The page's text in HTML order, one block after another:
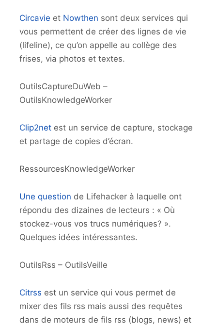
Circavie et Nowthen sont deux services qui
vous permettent de créer des lignes de vie
(lifeline), ce qu’on appelle au collège des
frises, via photos et textes.
OutilsCaptureDuWeb –
OutilsKnowledgeWorker
Clip2net est un service de capture, stockage
et partage de copies d’écran.
RessourcesKnowledgeWorker
Une question de Lifehacker à laquelle ont
répondu des dizaines de lecteurs : « Où
stockez-vous vos trucs numériques? ».
Quelques idées intéressantes.
OutilsRss – OutilsVeille
Citrss est un service qui vous permet de
mixer des fils rss mais aussi des requêtes
dans de moteurs de fils rss (blogs, news) et